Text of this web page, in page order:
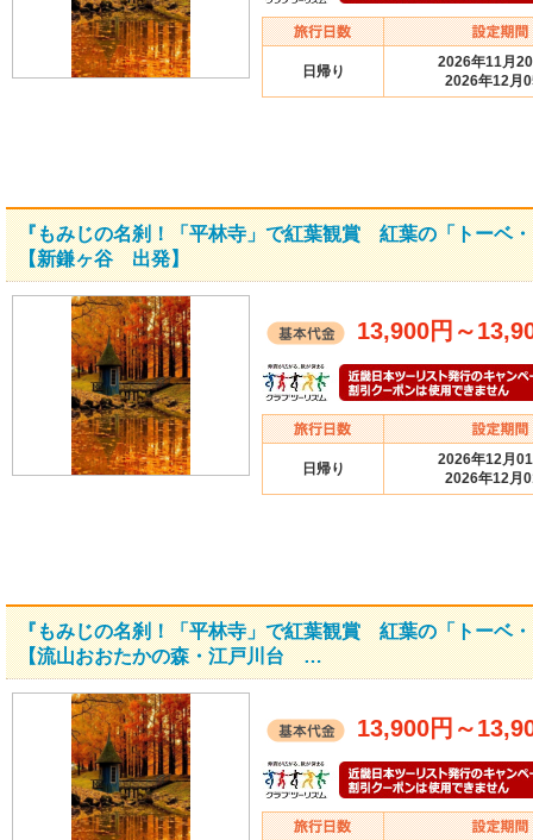
日帰り
2026年11月
2026年12月
『もみじの名刹！「平林寺」で紅葉観賞 紅葉の「トーベ
【新鎌ヶ谷 出発】
13,900円 ～
日帰り
2026年12月
2026年12月
『もみじの名刹！「平林寺」で紅葉観賞 紅葉の「トーベ
【流山おおたかの森・江戸川台 …
13,900円 ～